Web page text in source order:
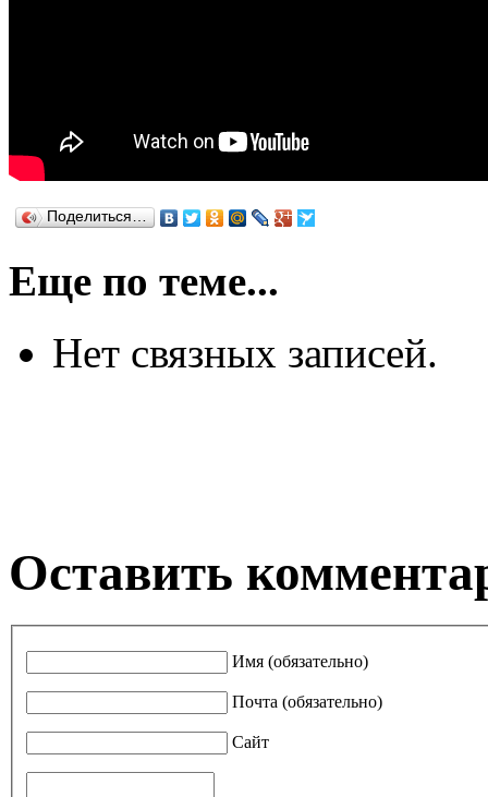
Поделиться…
Еще по теме...
Нет связных записей.
Оставить
Имя (обязательно)
Почта (обязательно)
Сайт